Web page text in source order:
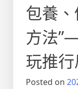
包養
方法
玩推
Posted on